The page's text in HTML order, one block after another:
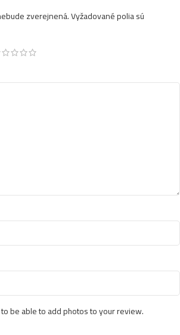
zverejnená.Vyžadované polia sú
be able to add photos to your review.